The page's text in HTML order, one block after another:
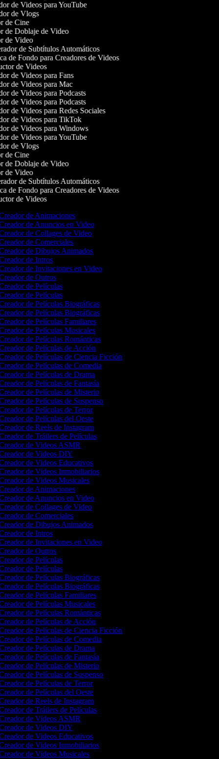
de Videos para YouTube
de Vlogs
de Cine
de Doblaje de Video
de Video
de Subtítulos Automáticos
de Fondo para Creadores de Videos
de Videos
de Videos para Fans
de Videos para Mac
de Videos para Podcasts
de Videos para Podcasts
de Videos para Redes Sociales
de Videos para TikTok
de Videos para Windows
de Videos para YouTube
de Vlogs
de Cine
de Doblaje de Video
de Video
de Subtítulos Automáticos
de Fondo para Creadores de Videos
de Videos
de Animaciones
de Anuncios en Video
de Collages de Video
de Comerciales
de Dibujos Animados
de Intros
de Invitaciones en Video
de Outros
de Películas
de Películas
de Películas Biográficas
de Películas Biográficas
de Películas Familiares
de Películas Musicales
de Películas Románticas
de Películas de Acción
de Películas de Ciencia Ficción
de Películas de Comedia
de Películas de Drama
de Películas de Fantasía
de Películas de Misterio
de Películas de Suspenso
de Películas de Terror
de Películas del Oeste
de Reels de Instagram
de Tráilers de Películas
de Videos ASMR
de Videos DIY
de Videos Educativos
de Videos Inmobiliarios
de Videos Musicales
de Animaciones
de Anuncios en Video
de Collages de Video
de Comerciales
de Dibujos Animados
de Intros
de Invitaciones en Video
de Outros
de Películas
de Películas
de Películas Biográficas
de Películas Biográficas
de Películas Familiares
de Películas Musicales
de Películas Románticas
de Películas de Acción
de Películas de Ciencia Ficción
de Películas de Comedia
de Películas de Drama
de Películas de Fantasía
de Películas de Misterio
de Películas de Suspenso
de Películas de Terror
de Películas del Oeste
de Reels de Instagram
de Tráilers de Películas
de Videos ASMR
de Videos DIY
de Videos Educativos
de Videos Inmobiliarios
de Videos Musicales